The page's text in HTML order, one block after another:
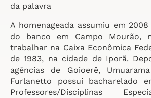
da palavra
A homenageada assumiu em
do banco em Campo Mourão,
trabalhar na Caixa Econômica
de 1983, na cidade de Iporã.
agências de Goioerê,
Furlanetto possui bacharelado
Professores/Disciplinas